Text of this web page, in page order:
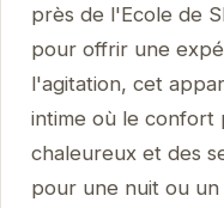
près de l'Ecole de
pour offrir une
l'agitation, cet
intime où le confort
chaleureux et des
pour une nuit ou